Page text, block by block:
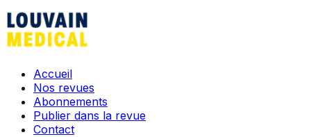
Accueil
Nos revues
Abonnements
Publier dans la revue
Contact